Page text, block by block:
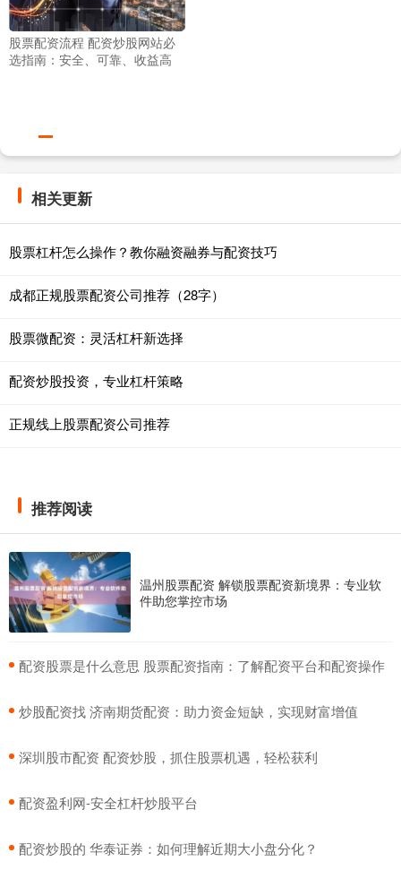
股票配资流程 配资炒股网站必
选指南：安全、可靠、收益高
相关更新
股票杠杆怎么操作？教你融资融券与配资技巧
成都正规股票配资公司推荐（28字）
股票微配资：灵活杠杆新选择
配资炒股投资，专业杠杆策略
正规线上股票配资公司推荐
推荐阅读
温州股票配资 解锁股票配资新境界：专业软
件助您掌控市场
​配资股票是什么意思 股票配资指南：了解配资平台和配资操作
​炒股配资找 济南期货配资：助力资金短缺，实现财富增值
​深圳股市配资 配资炒股，抓住股票机遇，轻松获利
​配资盈利网-安全杠杆炒股平台
​配资炒股的 华泰证券：如何理解近期大小盘分化？